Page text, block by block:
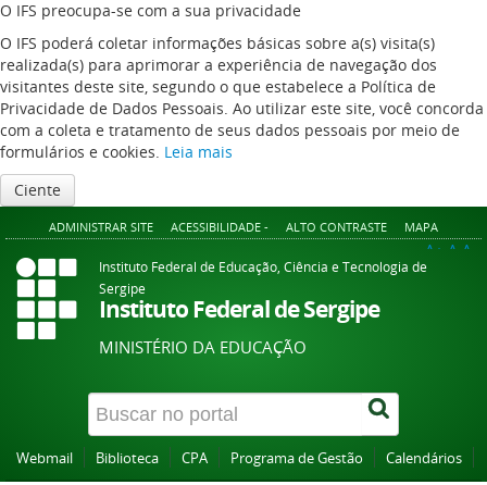
O IFS preocupa-se com a sua privacidade
O IFS poderá coletar informações básicas sobre a(s) visita(s)
realizada(s) para aprimorar a experiência de navegação dos
visitantes deste site, segundo o que estabelece a Política de
Privacidade de Dados Pessoais. Ao utilizar este site, você concorda
com a coleta e tratamento de seus dados pessoais por meio de
formulários e cookies. Leia mais
Ciente
ADMINISTRAR SITE ACESSIBILIDADE - ALTO CONTRASTE MAPA
A+ A A-
Instituto Federal de Educação, Ciência e Tecnologia de
Sergipe
Instituto Federal de Sergipe
MINISTÉRIO DA EDUCAÇÃO
Webmail Biblioteca CPA Programa de Gestão Calendários